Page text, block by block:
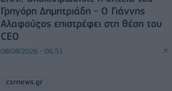
Γρηγόρη Δημητριάδη - Ο Γιάννης
Αλαφούζος επιστρέφει στη θέση του
CEO
08/08/2026 - 06:51
csrnews.gr